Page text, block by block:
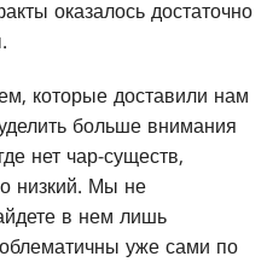
оказалось достаточно
которые доставили нам
больше внимания
нет чар-существ,
низкий. Мы не
в нем лишь
уже сами по